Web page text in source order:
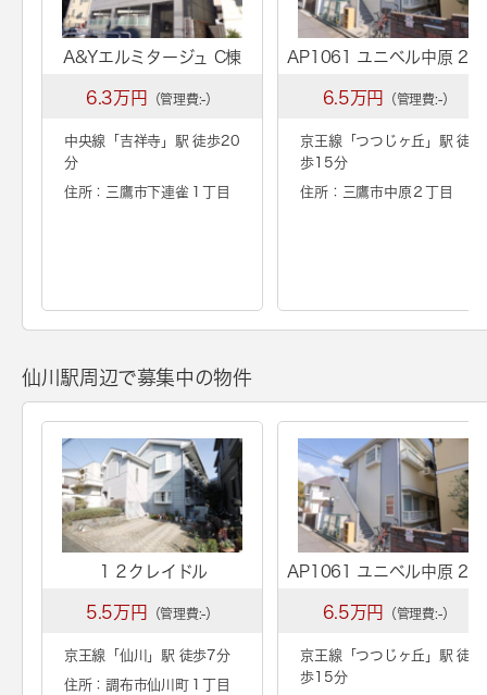
A&Yエルミタージュ C棟
6.3万円 （管理費:-）
中央線「 吉祥寺 」駅 徒歩20
分
住所：三鷹市下連雀１丁目
AP1061 ユニベル中原
6.5万円 （管理費:-）
京王線「 つつじヶ丘 」駅 徒
歩15分
住所：三鷹市中原２丁目
仙川駅周辺で募集中の物件
１２クレイドル
5.5万円 （管理費:-）
京王線「 仙川 」駅 徒歩7分
住所：調布市仙川町１丁目
AP1061 ユニベル中原
6.5万円 （管理費:-）
京王線「 つつじヶ丘 」駅 徒
歩15分